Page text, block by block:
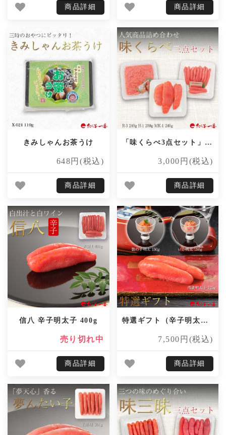
商品詳細 商品詳細
きみしゃんお茶うけ
648円(税込)
商品詳細
「味くらべ3点セット」3品セット689gのお買得商品！
3,000円(税込)
商品詳細
信八 辛子明太子 400g
売り切れ中
商品詳細
特選ギフト（辛子明太子・いか明太・数の子明太）
7,500円(税込)
商品詳細